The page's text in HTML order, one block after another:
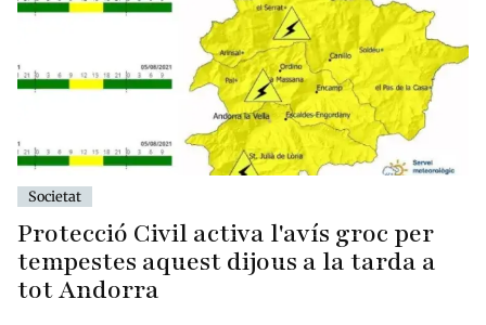
Societat
Protecció Civil activa l'avís groc per
tempestes aquest dijous a la tarda a
tot Andorra